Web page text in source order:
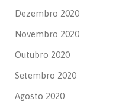
Dezembro 2020
Novembro 2020
Outubro 2020
Setembro 2020
Agosto 2020